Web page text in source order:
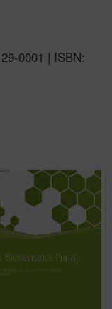
0001 | ISBN: